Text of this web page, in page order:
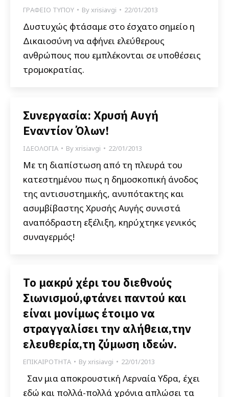
ΓΡΑΦΕΙΟ ΤΥΠΟΥ Byxrisiavgi 22/01/2013
Δυστυχώς φτάσαμε στο έσχατο σημείο η
Δικαιοσύνη να αφήνει ελεύθερους
ανθρώπους που εμπλέκονται σε υποθέσεις
τρομοκρατίας.
Συνεργασία: Χρυσή Αυγή
Εναντίον Όλων!
ΙΔΕΟΛΟΓΙΑ Byxrisiavgi 22/01/2013
Με τη διαπίστωση από τη πλευρά του
κατεστημένου πως η δημοσκοπική άνοδος
της αντισυστημικής, ανυπότακτης και
ασυμβίβαστης Χρυσής Αυγής συνιστά
αναπόδραστη εξέλιξη, κηρύχτηκε γενικός
συναγερμός!
Το μακρύ χέρι του διεθνούς
Σιωνισμού,φτάνει παντού και
είναι μονίμως έτοιμο να
στραγγαλίσει την αλήθεια,την
ελευθερία,τη ζύμωση ιδεών.
ΕΠΙΚΑΙΡΟΤΗΤΑ Byxrisiavgi 22/01/2013
Σαν μια αποκρουστική Λερναία Υδρα, έχει
εδώ και πολλά-πολλά χρόνια απλώσει τα